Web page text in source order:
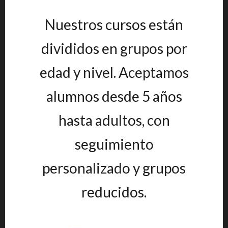
Nuestros cursos están
divididos en grupos por
edad y nivel. Aceptamos
alumnos desde 5 años
hasta adultos, con
seguimiento
personalizado y grupos
reducidos.